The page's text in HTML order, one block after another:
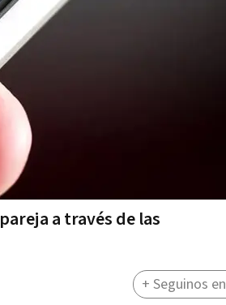
a través de las
+ Seguinos en